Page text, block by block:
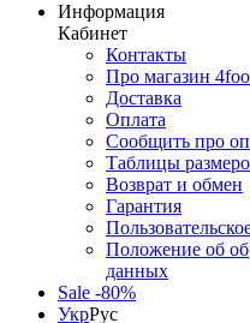
Информация
Кабинет
Контакты
Про магазин
Доставка
Оплата
Сообщить про
Таблицы
Возврат и обмен
Гарантия
Положение об
данных
Sale -80%
УкрРус